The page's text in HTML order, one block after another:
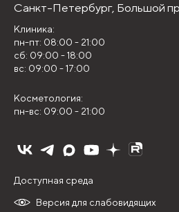
Санкт-Петербург, Большой
Клиника:
пн-пт: 08:00 - 21:00
сб: 09:00 - 18:00
вс: 09:00 - 17:00
Косметология:
пн-вс: 09:00 - 21:00
Версия для слабовидящих
Доступная среда